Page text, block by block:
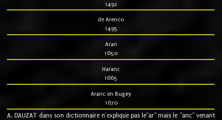
1492
de Arenco
1495
Aran
1650
Haranc
1665
Aranc en Bugey
1670
A. DAUZAT dans son dictionnaire n'explique pas le"ar" mais le "anc" venant